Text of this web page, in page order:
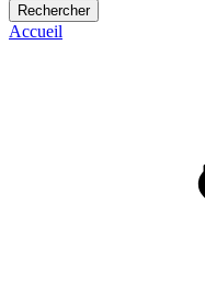
Rechercher
Accueil